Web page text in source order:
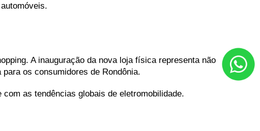
A inauguração da nova loja física representa não
os consumidores de Rondônia.
as tendências globais de eletromobilidade.